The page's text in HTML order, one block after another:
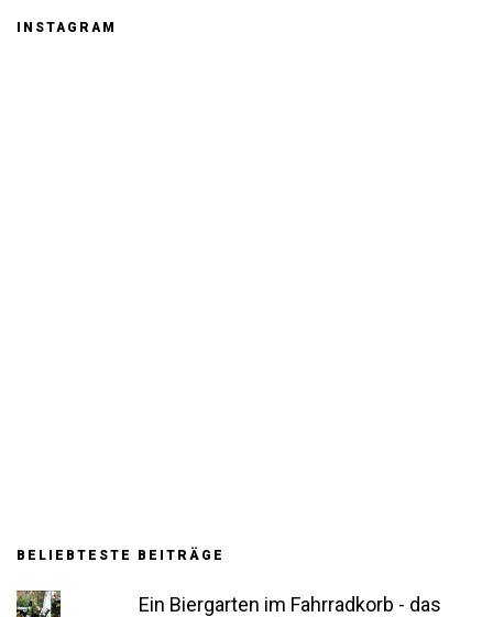
INSTAGRAM
BELIEBTESTE BEITRÄGE
Ein Biergarten im Fahrradkorb - das